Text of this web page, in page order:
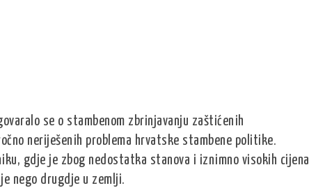
se o stambenom zbrinjavanju zaštićenih
neriješenih problema hrvatske stambene politike.
gdje je zbog nedostatka stanova i iznimno visokih cijena
nego drugdje u zemlji.